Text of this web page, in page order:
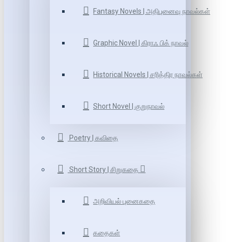
Fantasy Novels | அதிபுனைவு நாவல்கள்
Graphic Novel | கிராஃ பிக் நாவல்
Historical Novels | சரித்திர நாவல்கள்
Short Novel | குறுநாவல்
Poetry | கவிதை
Short Story | சிறுகதை
அறிவியல் புனைகதை
கதைகள்